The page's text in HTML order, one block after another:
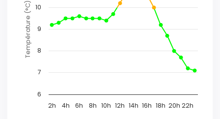
Température (°C)
2h 4h 6h 8h 10h 12h 14h 16h 18h 20h 22h
6
7
8
9
10